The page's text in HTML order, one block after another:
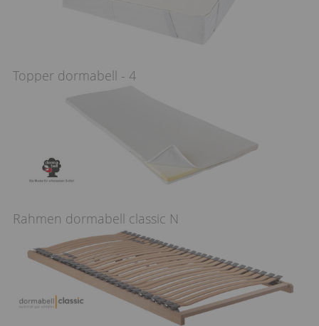
Topper dormabell - 4
Rahmen dormabell classic N